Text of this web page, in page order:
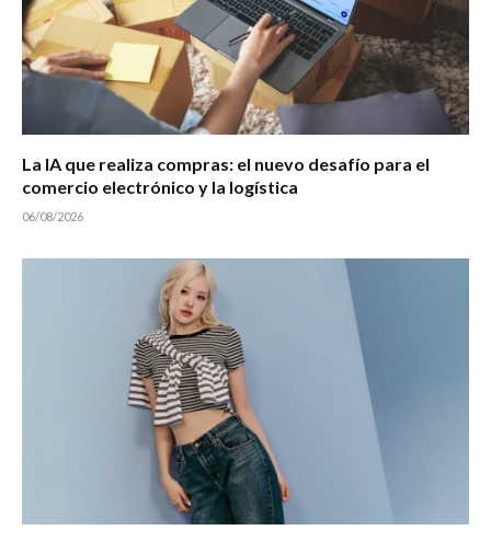
La IA que realiza compras: el nuevo desafío para el
comercio electrónico y la logística
06/08/2026